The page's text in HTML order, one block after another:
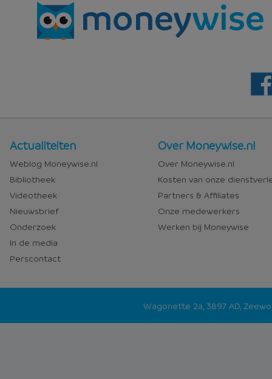
Nieuws
en
media
Actualiteiten
Weblog Moneywise.nl
Bibliotheek
Videotheek
Nieuwsbrief
Onderzoek
In de media
Perscontact
Over
Moneywise
Over Moneywise.nl
Over Moneywise.nl
Kosten van onze
Partners & Affiliates
Onze medewerkers
Werken bij Moneywise
Wagonette 2a, 3897 AD,